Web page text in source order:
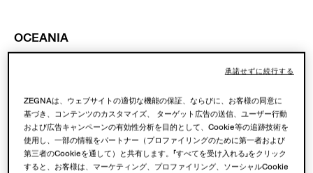
OCEANIA
ZEGNA Melbourne Collins
EUROPE
ZEGNAは、ウェブサイトの適切な機能の保証、ならびに、お客様の同意に
基づき、コンテンツのカスタマイズ、 ターゲット広告の送信、ユーザー行動
および広告キャンペーンの有効性分析を目的として、Cookie等の追跡技術を
使用し、一部の情報をパートナー（プロファイリングのために第一者および
第三者のCookieを通して）と共有します。「すべてを受け入れる」をクリック
すると、お客様は、マーケティング、プロファイリング、ソーシャルCookie
承諾せずに続行する